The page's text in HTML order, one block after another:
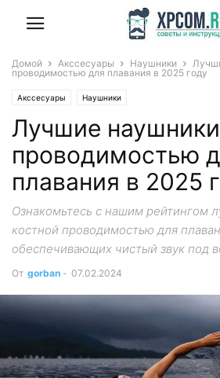
Домой Акссесуары Наушники
проводимостью для плавания в 2025 году
Акссесуары Наушники
Лучшие
проводимостью
плавания в 2025
Ознакомьтесь с нашим рейтингом
костной проводимостью для
обеспечивающих чистый звук под
От gorban - 07.02.2024